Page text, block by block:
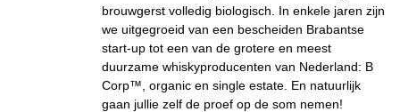
brouwgerst volledig biologisch. In enkele jaren zijn
we uitgegroeid van een bescheiden Brabantse
start-up tot een van de grotere en meest
duurzame whiskyproducenten van Nederland: B
Corp™, organic en single estate. En natuurlijk
gaan jullie zelf de proef op de som nemen!